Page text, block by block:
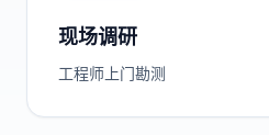
现场调研
工程师上门勘测